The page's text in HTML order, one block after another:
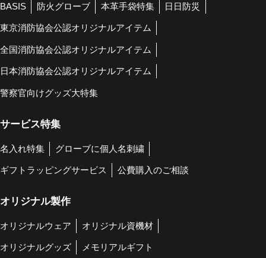
BASIS 防火グローブ 本革手袋特集 日日防災
東京消防協会公認オリジナルアイテム
全国消防協会公認オリジナルアイテム
日本消防協会公認オリジナルアイテム
警察官向けグッズ大特集
サービス特集
名入れ特集 グローブに個人名刺繍
ギフトラッピングサービス 公費購入のご相談
オリジナル製作
オリジナルウェア オリジナル資機材
オリジナルグッズ メモリアルギフト